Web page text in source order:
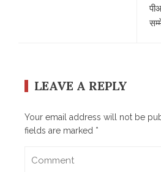
LEAVE A REPLY
Your email address will not be
fields are marked *